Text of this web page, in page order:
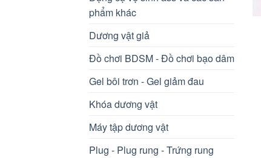
phẩm khác
Dương vật giả
Đồ chơi BDSM - Đồ chơi bạo dâm
Gel bôi trơn - Gel giảm đau
Khóa dương vật
Máy tập dương vật
Plug - Plug rung - Trứng rung